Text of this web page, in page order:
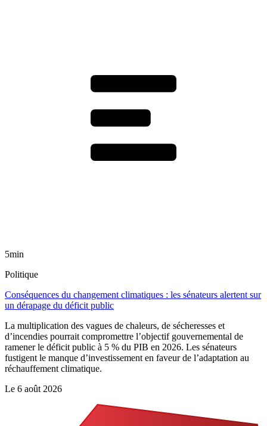
5min
Politique
Conséquences du changement climatiques : les sénateurs alertent sur
un dérapage du déficit public
La multiplication des vagues de chaleurs, de sécheresses et
d’incendies pourrait compromettre l’objectif gouvernemental de
ramener le déficit public à 5 % du PIB en 2026. Les sénateurs
fustigent le manque d’investissement en faveur de l’adaptation au
réchauffement climatique.
Le 6 août 2026